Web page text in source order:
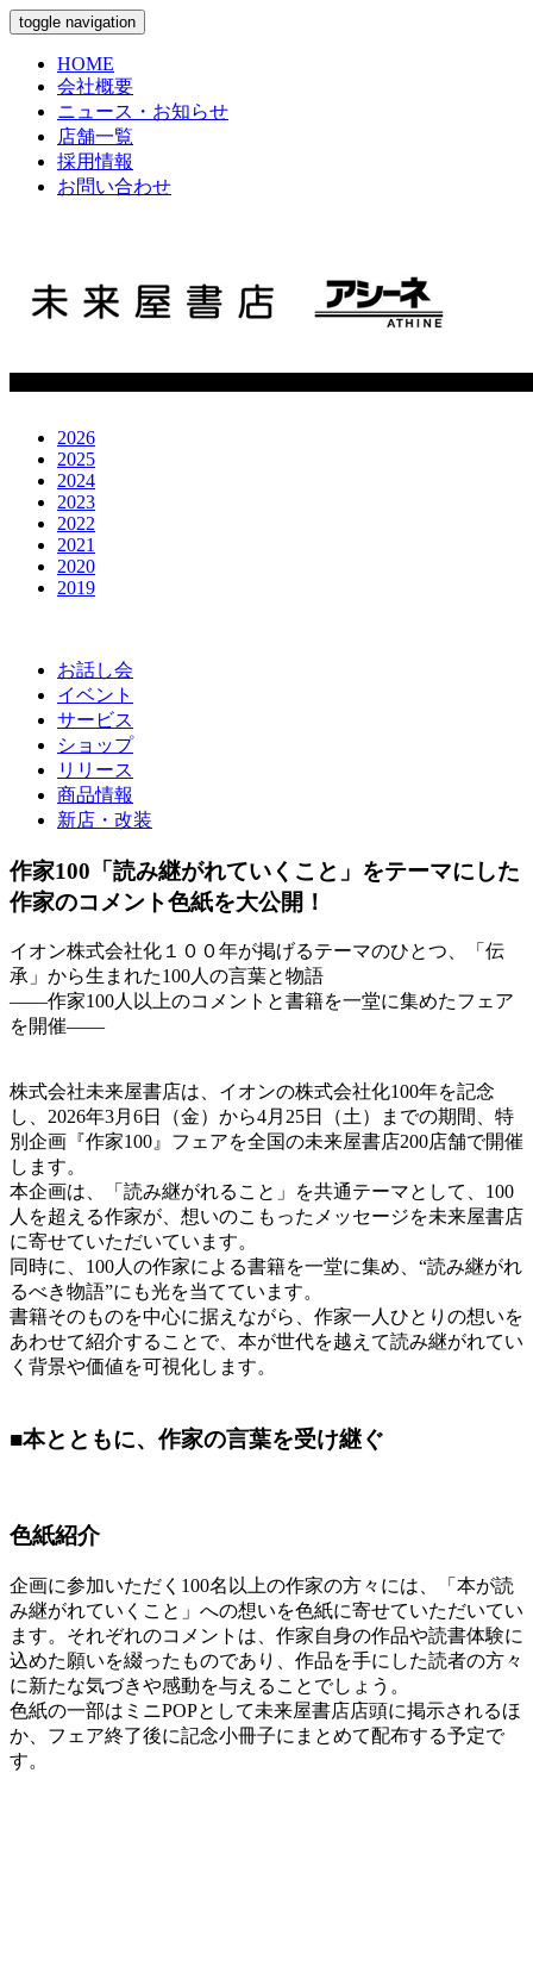
toggle navigation
HOME
会社概要
ニュース・お知らせ
店舗一覧
採用情報
お問い合わせ
2026
2025
2024
2023
2022
2021
2020
2019
お話し会
イベント
サービス
ショップ
リリース
商品情報
新店・改装
作家100「読み継がれていくこと」をテーマにした
作家のコメント色紙を大公開！
イオン株式会社化１００年が掲げるテーマのひとつ、「伝
承」から生まれた100人の言葉と物語
――作家100人以上のコメントと書籍を一堂に集めたフェア
を開催――
株式会社未来屋書店は、イオンの株式会社化100年を記念
し、2026年3月6日（金）から4月25日（土）までの期間、特
別企画『作家100』フェアを全国の未来屋書店200店舗で開催
します。
本企画は、「読み継がれること」を共通テーマとして、100
人を超える作家が、想いのこもったメッセージを未来屋書店
に寄せていただいています。
同時に、100人の作家による書籍を一堂に集め、“読み継がれ
るべき物語”にも光を当てています。
書籍そのものを中心に据えながら、作家一人ひとりの想いを
あわせて紹介することで、本が世代を越えて読み継がれてい
く背景や価値を可視化します。
■本とともに、作家の言葉を受け継ぐ
色紙紹介
企画に参加いただく100名以上の作家の方々には、「本が読
み継がれていくこと」への想いを色紙に寄せていただいてい
ます。それぞれのコメントは、作家自身の作品や読書体験に
込めた願いを綴ったものであり、作品を手にした読者の方々
に新たな気づきや感動を与えることでしょう。
色紙の一部はミニPOPとして未来屋書店店頭に掲示されるほ
か、フェア終了後に記念小冊子にまとめて配布する予定で
す。